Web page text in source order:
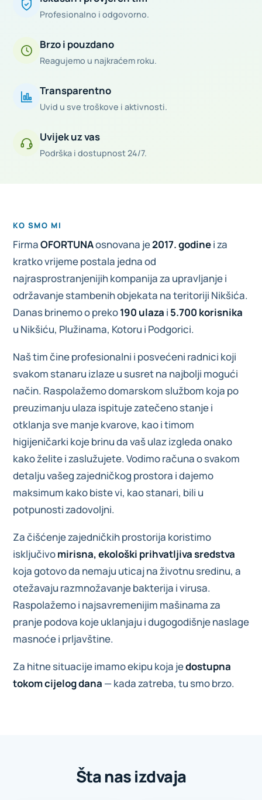
Profesionalno i odgovorno.
Brzo i pouzdano
Reagujemo u najkraćem roku.
Transparentno
Uvid u sve troškove i aktivnosti.
Uvijek uz vas
Podrška i dostupnost 24/7.
KO SMO MI
FirmaOFORTUNAosnovana je2017. godinei za
kratko vrijeme postala jedna od
najrasprostranjenijih kompanija za upravljanje i
održavanje stambenih objekata na teritoriji Nikšića.
Danas brinemo o preko190 ulaza i 5.700 korisnika
u Nikšiću, Plužinama, Kotoru i Podgorici.
Naš tim čine profesionalni i posvećeni radnici koji
svakom stanaru izlaze u susret na najbolji mogući
način. Raspolažemo domarskom službom koja po
preuzimanju ulaza ispituje zatečeno stanje i
otklanja sve manje kvarove, kao i timom
higijeničarki koje brinu da vaš ulaz izgleda onako
kako želite i zaslužujete. Vodimo računa o svakom
detalju vašeg zajedničkog prostora i dajemo
maksimum kako biste vi, kao stanari, bili u
potpunosti zadovoljni.
Za čišćenje zajedničkih prostorija koristimo
isključivomirisna, ekološki prihvatljiva sredstva
koja gotovo da nemaju uticaj na životnu sredinu, a
otežavaju razmnožavanje bakterija i virusa.
Raspolažemo i najsavremenijim mašinama za
pranje podova koje uklanjaju i dugogodišnje naslage
masnoće i prljavštine.
Za hitne situacije imamo ekipu koja jedostupna
tokom cijelog dana — kada zatreba, tu smo brzo.
Šta nas izdvaja